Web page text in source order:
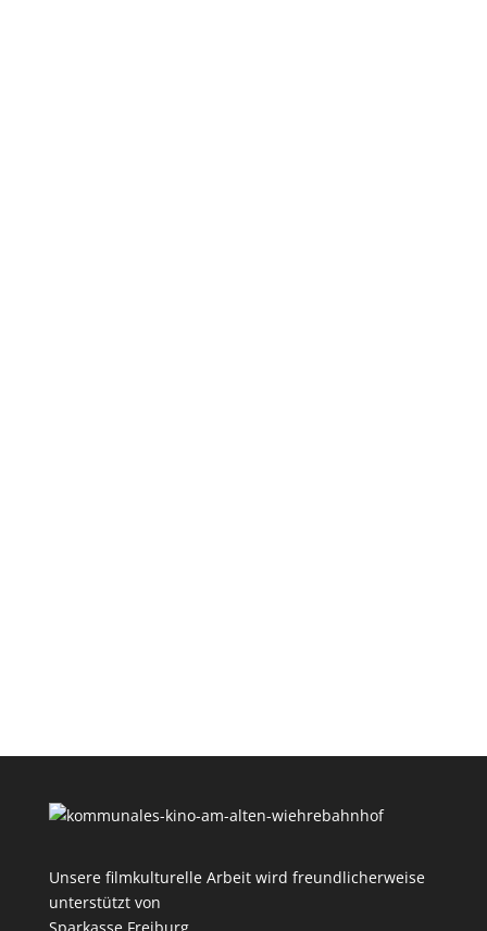
Unsere filmkulturelle Arbeit wird freundlicherweise
unterstützt von